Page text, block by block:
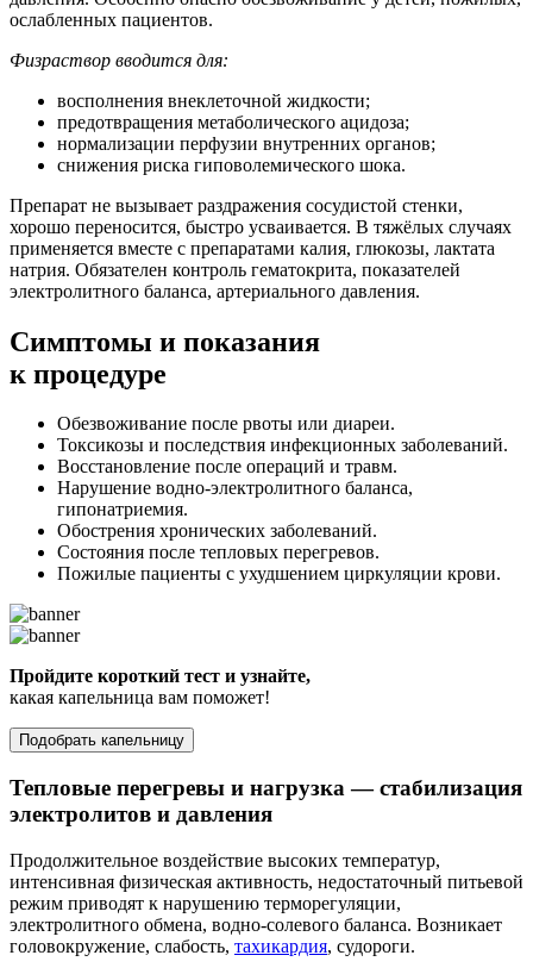
ослабленных пациентов.
Физраствор вводится для:
восполнения внеклеточной жидкости;
предотвращения метаболического ацидоза;
нормализации перфузии внутренних органов;
снижения риска гиповолемического шока.
Препарат не вызывает раздражения сосудистой стенки,
хорошо переносится, быстро усваивается. В тяжёлых случаях
применяется вместе с препаратами калия, глюкозы, лактата
натрия. Обязателен контроль гематокрита, показателей
электролитного баланса, артериального давления.
Симптомы и показания
к процедуре
Обезвоживание после рвоты или диареи.
Токсикозы и последствия инфекционных заболеваний.
Восстановление после операций и травм.
Нарушение водно-электролитного баланса,
гипонатриемия.
Обострения хронических заболеваний.
Состояния после тепловых перегревов.
Пожилые пациенты с ухудшением циркуляции крови.
Пройдите короткий тест и узнайте,
какая капельница вам поможет!
Подобрать капельницу
Тепловые перегревы и нагрузка — стабилизация
электролитов и давления
Продолжительное воздействие высоких температур,
интенсивная физическая активность, недостаточный питьевой
режим приводят к нарушению терморегуляции,
электролитного обмена, водно-солевого баланса. Возникает
головокружение, слабость, тахикардия, судороги.